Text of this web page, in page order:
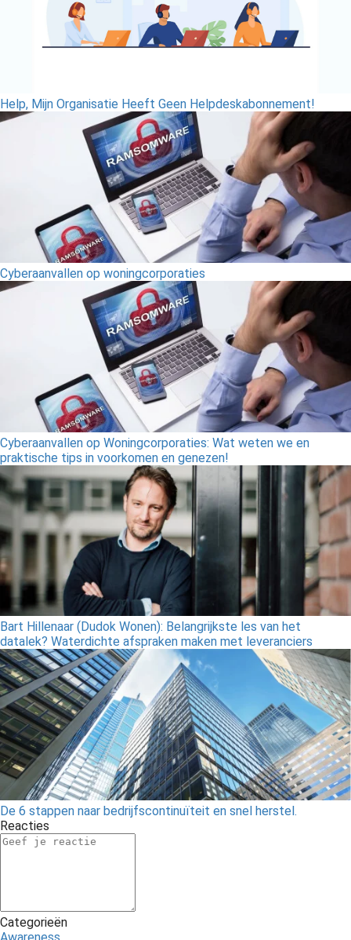
Help, Mijn Organisatie Heeft Geen Helpdeskabonnement!
Cyberaanvallen op woningcorporaties
Cyberaanvallen op Woningcorporaties: Wat weten we en
praktische tips in voorkomen en genezen!
Bart Hillenaar (Dudok Wonen): Belangrijkste les van het
datalek? Waterdichte afspraken maken met leveranciers
De 6 stappen naar bedrijfscontinuïteit en snel herstel.
Reacties
Categorieën